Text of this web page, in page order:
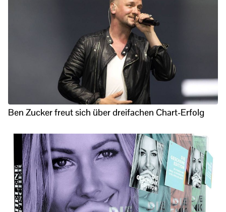
Ben Zucker freut sich über dreifachen Chart-Erfolg